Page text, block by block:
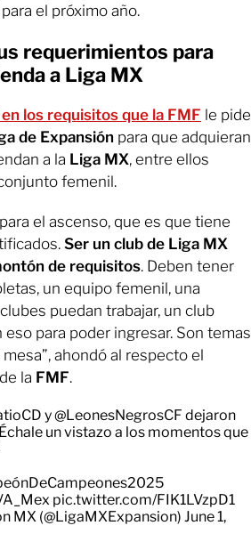
el próximo año.
requerimientos para
a Liga MX
los requisitos que la FMF le pide
de Expansión para que adquieran
a la Liga MX, entre ellos
femenil.
el ascenso, que es que tiene
Ser un club de Liga MX
de requisitos. Deben tener
un equipo femenil, una
puedan trabajar, un club
para poder ingresar. Son temas
ahondó al respecto el
la FMF.
y@LeonesNegrosCF dejaron
un vistazo a los momentos que
pic.twitter.com/FIK1LVzpD1
MX (@LigaMXExpansion) June 1,